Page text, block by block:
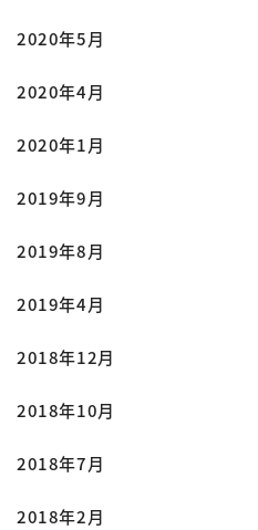
2020年5月
2020年4月
2020年1月
2019年9月
2019年8月
2019年4月
2018年12月
2018年10月
2018年7月
2018年2月